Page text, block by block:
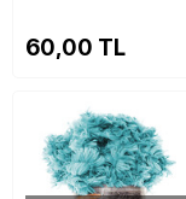
60,00 TL